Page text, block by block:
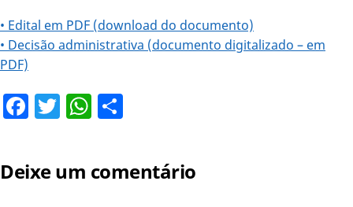
• Edital em PDF (download do documento)
• Decisão administrativa (documento digitalizado – em
PDF)
Facebook
TwitterWhatsApp
Deixe um comentário